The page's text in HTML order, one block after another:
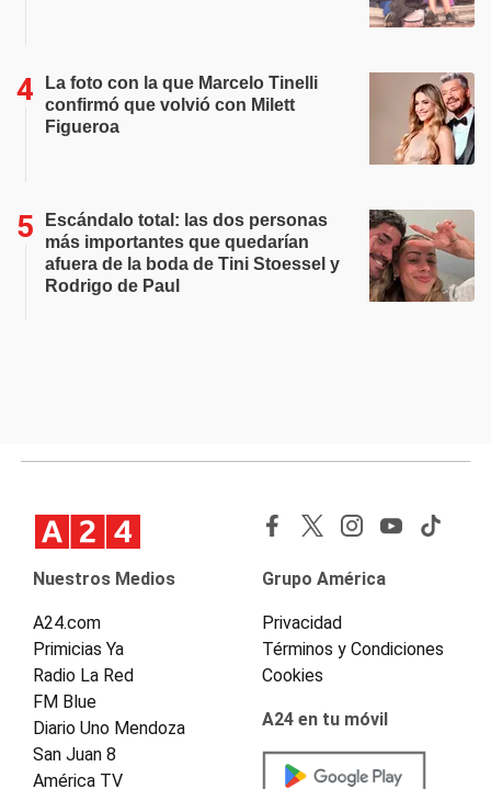
La foto con la que Marcelo Tinelli
confirmó que volvió con Milett
Figueroa
Escándalo total: las dos personas
más importantes que quedarían
afuera de la boda de Tini Stoessel y
Rodrigo de Paul
Nuestros Medios
A24.com
Primicias Ya
Radio La Red
FM Blue
Diario Uno Mendoza
San Juan 8
América TV
Grupo América
Privacidad
Términos y Condiciones
Cookies
A24 en tu móvil